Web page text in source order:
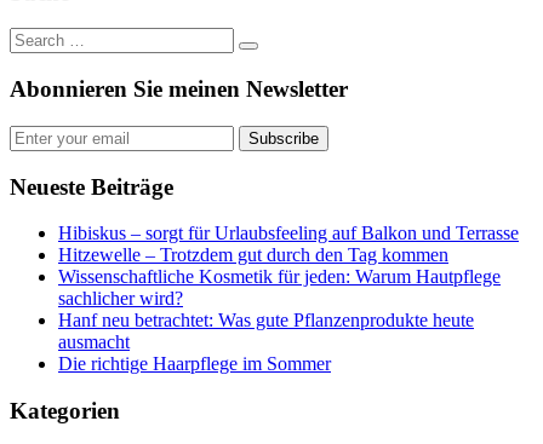
Abonnieren Sie meinen Newsletter
Subscribe
Neueste Beiträge
Hibiskus – sorgt für Urlaubsfeeling auf Balkon und Terrasse
Hitzewelle – Trotzdem gut durch den Tag kommen
Wissenschaftliche Kosmetik für jeden: Warum Hautpflege
sachlicher wird?
Hanf neu betrachtet: Was gute Pflanzenprodukte heute
ausmacht
Die richtige Haarpflege im Sommer
Kategorien